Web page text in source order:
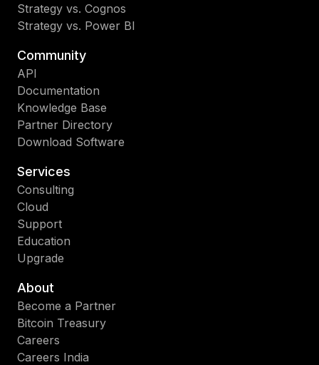
Strategy vs. Cognos
Strategy vs. Power BI
Community
API
Documentation
Knowledge Base
Partner Directory
Download Software
Services
Consulting
Cloud
Support
Education
Upgrade
About
Become a Partner
Bitcoin Treasury
Careers
Careers India